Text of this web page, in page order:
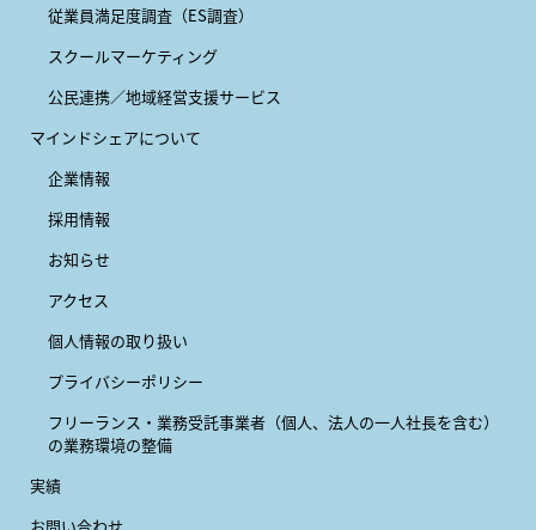
従業員満足度調査（ES調査）
スクールマーケティング
公民連携／地域経営支援サービス
マインドシェアについて
企業情報
採用情報
お知らせ
アクセス
個人情報の取り扱い
プライバシーポリシー
フリーランス・業務受託事業者 （個人、法人の一人社長を含む）
の業務環境の整備
実績
お問い合わせ